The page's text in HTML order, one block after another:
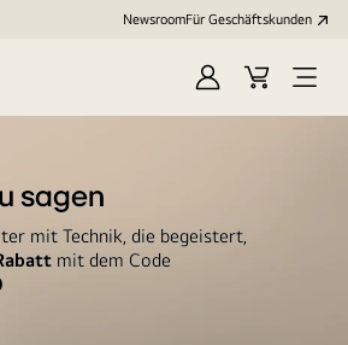
NewsroomFür Geschäftskunden
AnmeldenWarenkorb
Menü
sagen
mit Technik, die begeistert,
mit dem Code